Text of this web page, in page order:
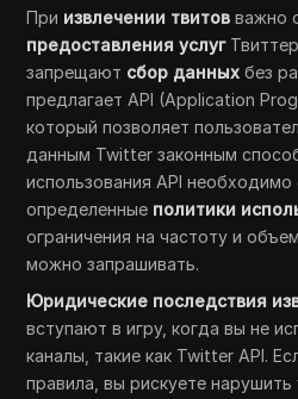
При извлечении твитов важно
предоставления услуг
запрещают сбор данных без
предлагает API (Application
который позволяет
данным Twitter законным
использования API
определенные политики
ограничения на частоту и
можно запрашивать.
Юридические последствия
вступают в игру, когда вы не
каналы, такие как Twitter API.
правила, вы рискуете